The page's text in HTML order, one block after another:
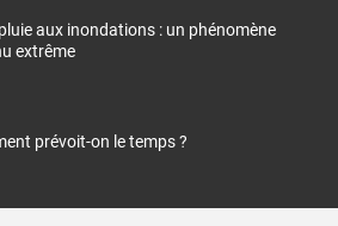
aux inondations : un phénomène
extrême
prévoit-on le temps ?